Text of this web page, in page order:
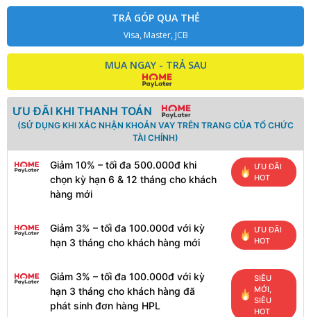
TRẢ GÓP QUA THẺ
Visa, Master, JCB
MUA NGAY - TRẢ SAU
ƯU ĐÃI KHI THANH TOÁN
(SỬ DỤNG KHI XÁC NHẬN KHOẢN VAY TRÊN TRANG CỦA TỔ CHỨC
TÀI CHÍNH)
Giảm 10% – tối đa 500.000đ khi
chọn kỳ hạn 6 & 12 tháng cho khách
hàng mới
ƯU ĐÃI
HOT
Giảm 3% – tối đa 100.000đ với kỳ
hạn 3 tháng cho khách hàng mới
ƯU ĐÃI
HOT
Giảm 3% – tối đa 100.000đ với kỳ
hạn 3 tháng cho khách hàng đã
phát sinh đơn hàng HPL
SIÊU
MỚI,
SIÊU
HOT